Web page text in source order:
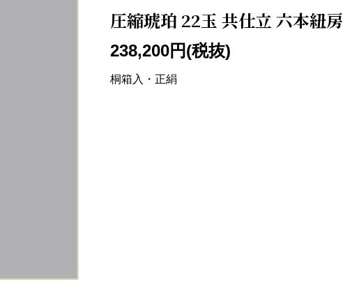
圧縮琥珀 22玉 共仕立 六本紐房
238,200円(税抜)
桐箱入・正絹